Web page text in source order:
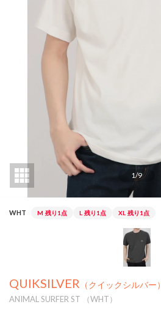
1/9
WHT M 残り1点 L 残り1点 XL 残り1点
QUIKSILVER （クイックシルバー）
ANIMAL SURFER ST （WHT）